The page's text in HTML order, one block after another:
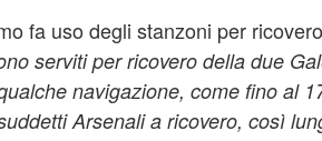
fa uso degli stanzoni per
serviti per ricovero della due
navigazione, come fino al
Arsenali a ricovero, così